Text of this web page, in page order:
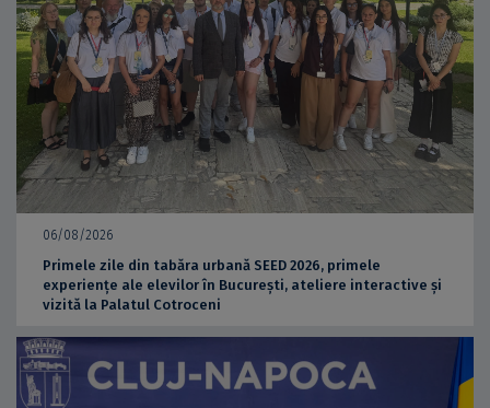
06/08/2026
Primele zile din tabăra urbană SEED 2026, primele
experiențe ale elevilor în București, ateliere interactive și
vizită la Palatul Cotroceni